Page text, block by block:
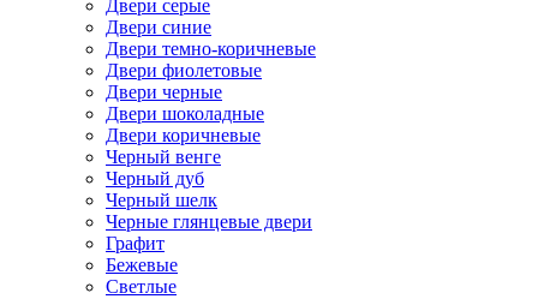
Двери серые
Двери синие
Двери темно-коричневые
Двери фиолетовые
Двери черные
Двери шоколадные
Двери коричневые
Черный венге
Черный дуб
Черный шелк
Черные глянцевые двери
Графит
Бежевые
Светлые